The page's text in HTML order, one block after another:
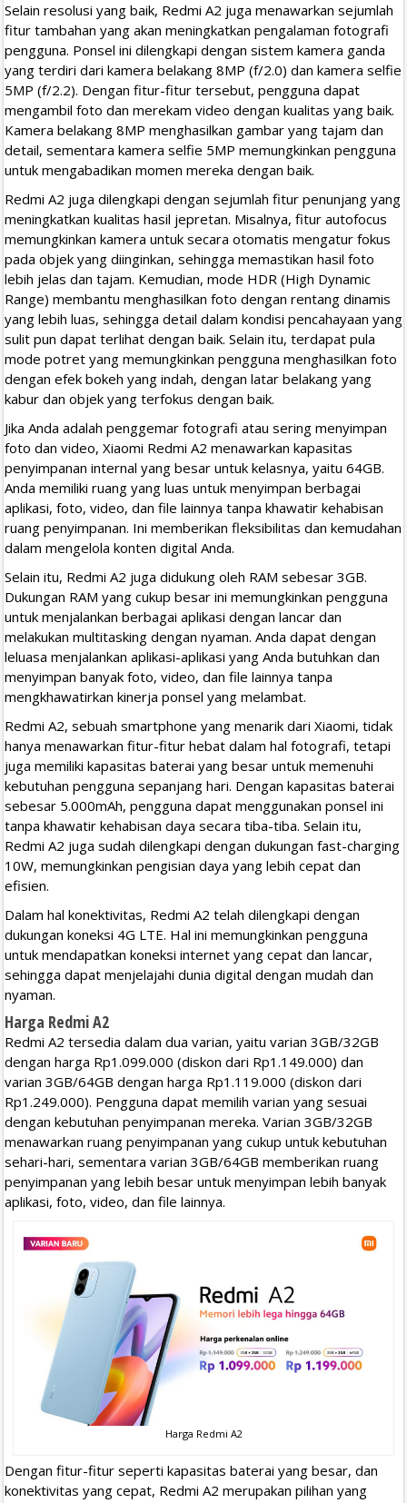
Selain resolusi yang baik, Redmi A2 juga menawarkan sejumlah
fitur tambahan yang akan meningkatkan pengalaman fotografi
pengguna. Ponsel ini dilengkapi dengan sistem kamera ganda
yang terdiri dari kamera belakang 8MP (f/2.0) dan kamera selfie
5MP (f/2.2). Dengan fitur-fitur tersebut, pengguna dapat
mengambil foto dan merekam video dengan kualitas yang baik.
Kamera belakang 8MP menghasilkan gambar yang tajam dan
detail, sementara kamera selfie 5MP memungkinkan pengguna
untuk mengabadikan momen mereka dengan baik.
Redmi A2 juga dilengkapi dengan sejumlah fitur penunjang yang
meningkatkan kualitas hasil jepretan. Misalnya, fitur autofocus
memungkinkan kamera untuk secara otomatis mengatur fokus
pada objek yang diinginkan, sehingga memastikan hasil foto
lebih jelas dan tajam. Kemudian, mode HDR (High Dynamic
Range) membantu menghasilkan foto dengan rentang dinamis
yang lebih luas, sehingga detail dalam kondisi pencahayaan yang
sulit pun dapat terlihat dengan baik. Selain itu, terdapat pula
mode potret yang memungkinkan pengguna menghasilkan foto
dengan efek bokeh yang indah, dengan latar belakang yang
kabur dan objek yang terfokus dengan baik.
Jika Anda adalah penggemar fotografi atau sering menyimpan
foto dan video, Xiaomi Redmi A2 menawarkan kapasitas
penyimpanan internal yang besar untuk kelasnya, yaitu 64GB.
Anda memiliki ruang yang luas untuk menyimpan berbagai
aplikasi, foto, video, dan file lainnya tanpa khawatir kehabisan
ruang penyimpanan. Ini memberikan fleksibilitas dan kemudahan
dalam mengelola konten digital Anda.
Selain itu, Redmi A2 juga didukung oleh RAM sebesar 3GB.
Dukungan RAM yang cukup besar ini memungkinkan pengguna
untuk menjalankan berbagai aplikasi dengan lancar dan
melakukan multitasking dengan nyaman. Anda dapat dengan
leluasa menjalankan aplikasi-aplikasi yang Anda butuhkan dan
menyimpan banyak foto, video, dan file lainnya tanpa
mengkhawatirkan kinerja ponsel yang melambat.
Redmi A2, sebuah smartphone yang menarik dari Xiaomi, tidak
hanya menawarkan fitur-fitur hebat dalam hal fotografi, tetapi
juga memiliki kapasitas baterai yang besar untuk memenuhi
kebutuhan pengguna sepanjang hari. Dengan kapasitas baterai
sebesar 5.000mAh, pengguna dapat menggunakan ponsel ini
tanpa khawatir kehabisan daya secara tiba-tiba. Selain itu,
Redmi A2 juga sudah dilengkapi dengan dukungan fast-charging
10W, memungkinkan pengisian daya yang lebih cepat dan
efisien.
Dalam hal konektivitas, Redmi A2 telah dilengkapi dengan
dukungan koneksi 4G LTE. Hal ini memungkinkan pengguna
untuk mendapatkan koneksi internet yang cepat dan lancar,
sehingga dapat menjelajahi dunia digital dengan mudah dan
nyaman.
Harga Redmi A2
Redmi A2 tersedia dalam dua varian, yaitu varian 3GB/32GB
dengan harga Rp1.099.000 (diskon dari Rp1.149.000) dan
varian 3GB/64GB dengan harga Rp1.119.000 (diskon dari
Rp1.249.000). Pengguna dapat memilih varian yang sesuai
dengan kebutuhan penyimpanan mereka. Varian 3GB/32GB
menawarkan ruang penyimpanan yang cukup untuk kebutuhan
sehari-hari, sementara varian 3GB/64GB memberikan ruang
penyimpanan yang lebih besar untuk menyimpan lebih banyak
aplikasi, foto, video, dan file lainnya.
Harga Redmi A2
Dengan fitur-fitur seperti kapasitas baterai yang besar, dan
konektivitas yang cepat, Redmi A2 merupakan pilihan yang